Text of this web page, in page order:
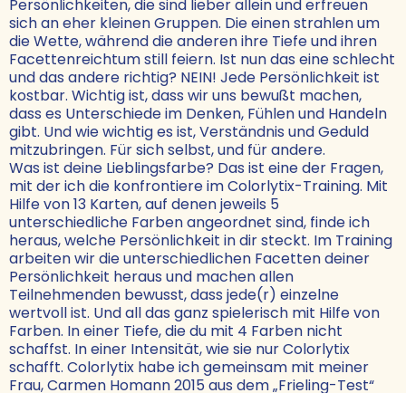
Persönlichkeiten, die sind lieber allein und erfreuen
sich an eher kleinen Gruppen. Die einen strahlen um
die Wette, während die anderen ihre Tiefe und ihren
Facettenreichtum still feiern. Ist nun das eine schlecht
und das andere richtig? NEIN! Jede Persönlichkeit ist
kostbar. Wichtig ist, dass wir uns bewußt machen,
dass es Unterschiede im Denken, Fühlen und Handeln
gibt. Und wie wichtig es ist, Verständnis und Geduld
mitzubringen. Für sich selbst, und für andere.
Was ist deine Lieblingsfarbe? Das ist eine der Fragen,
mit der ich die konfrontiere im Colorlytix-Training. Mit
Hilfe von 13 Karten, auf denen jeweils 5
unterschiedliche Farben angeordnet sind, finde ich
heraus, welche Persönlichkeit in dir steckt. Im Training
arbeiten wir die unterschiedlichen Facetten deiner
Persönlichkeit heraus und machen allen
Teilnehmenden bewusst, dass jede(r) einzelne
wertvoll ist. Und all das ganz spielerisch mit Hilfe von
Farben. In einer Tiefe, die du mit 4 Farben nicht
schaffst. In einer Intensität, wie sie nur Colorlytix
schafft. Colorlytix habe ich gemeinsam mit meiner
Frau, Carmen Homann 2015 aus dem „Frieling-Test“